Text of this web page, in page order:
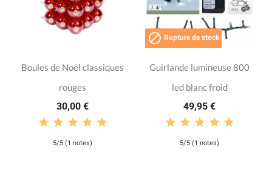
Boules de Noël classiques
rouges
30,00 €
5/5 (1 notes)
 Rupture de stock
Guirlande lumineuse 800
led blanc froid
49,95 €
5/5 (1 notes)